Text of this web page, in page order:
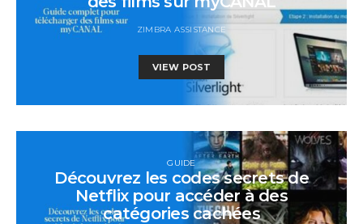
ZIMBRA ASSISTANCE
VIEW POST
GUIDE
Découvrez les codes secrets de
Netflix pour accéder à des
catégories cachées